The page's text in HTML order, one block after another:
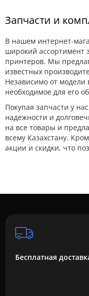
Запчасти и
В нашем интернет-
широкий ассортимент
принтеров. Мы
известных
Независимо от модели
необходимое для его
Покупая запчасти у
надежности и
на все товары и
всему Казахстану.
акции и скидки, что
Бесплатная